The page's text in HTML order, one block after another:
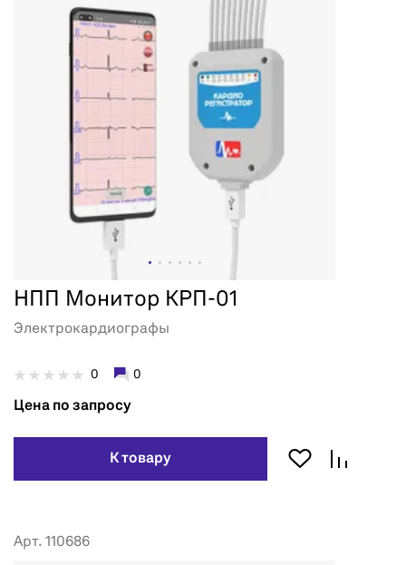
НПП Монитор КРП-01
Электрокардиографы
0 0
Цена по запросу
К товару
Арт. 110686